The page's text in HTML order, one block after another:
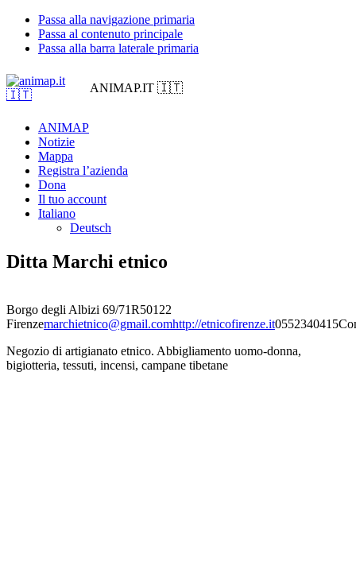
Passa alla navigazione primaria
Passa al contenuto principale
Passa alla barra laterale primaria
ANIMAP.IT 🇮🇹
ANIMAP
Notizie
Mappa
Registra l’azienda
Dona
Il tuo account
Italiano
Deutsch
Ditta Marchi etnico
Borgo degli Albizi 69/71R50122
Firenzemarchietnico@gmail.comhttp://etnicofirenze.it0552340415
Negozio di artigianato etnico. Abbigliamento uomo-donna,
bigiotteria, tessuti, incensi, campane tibetane